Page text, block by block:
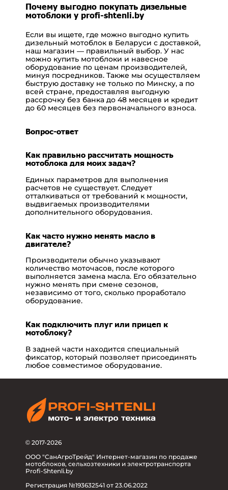
Почему выгодно покупать дизельные
мотоблоки у profi-shtenli.by
Если вы ищете, где можно выгодно купить
дизельный мотоблок в Беларуси с доставкой,
наш магазин — правильный выбор. У нас
можно купить мотоблоки и навесное
оборудование по ценам производителей,
минуя посредников. Также мы осуществляем
быструю доставку не только по Минску, а по
всей стране, предоставляя выгодную
рассрочку без банка до 48 месяцев и кредит
до 60 месяцев без первоначального взноса.
Вопрос-ответ
Как правильно рассчитать мощность
мотоблока для моих задач?
Единых параметров для выполнения
расчетов не существует. Следует
отталкиваться от требований к мощности,
выдвигаемых производителями
дополнительного оборудования.
Как часто нужно менять масло в
двигателе?
Производители обычно указывают
количество моточасов, после которого
выполняется замена масла. Его обязательно
нужно менять при смене сезонов,
независимо от того, сколько проработало
оборудование.
Как подключить плуг или прицеп к
мотоблоку?
В задней части находится специальный
фиксатор, который позволяет присоединять
любое совместимое оборудование.
© 2017-2026
ООО "СанАгроТрейд" Интернет-магазин по продаже
мотоблоков, сельхозтехники и электротранспорта
Profi-Shtenli.by
Регистрация №193632541 от 23.06.2022